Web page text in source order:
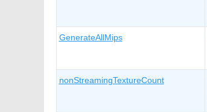
GenerateAllMips
nonStreamingTextureCount